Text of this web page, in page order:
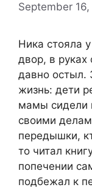
September
Ника стояла
двор, в
давно остыл.
жизнь: дети
мамы сидели
своими
передышки,
то читал
попечении
подбежал к